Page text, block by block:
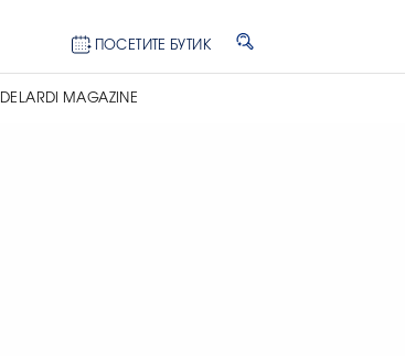
ПОСЕТИТЕ БУТИК
DELARDI MAGAZINE